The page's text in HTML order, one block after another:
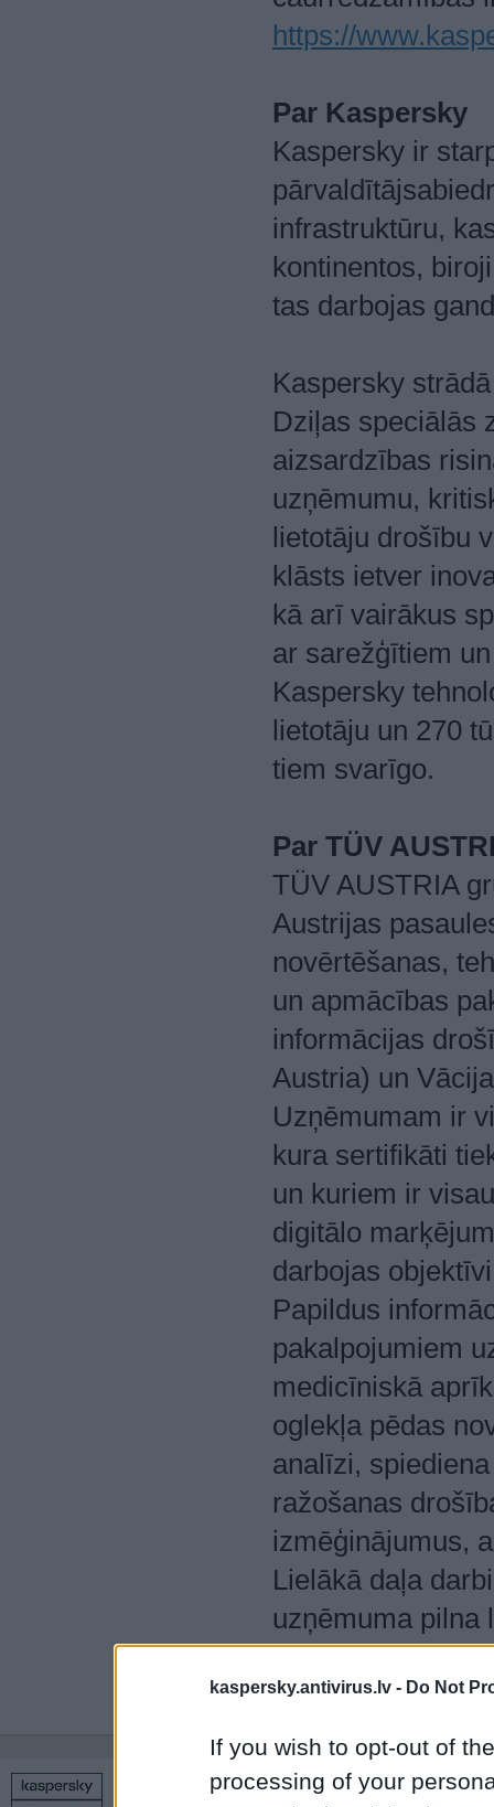
kaspersky.antivirus.lv - Do Not
If you wish to opt-out of
processing of your
https://
Par Kaspersky
Kaspersky ir
infrastruktūru,
kontinentos,
tas darbojas
Kaspersky
Dziļas speciālās
aizsardzības
uzņēmumu,
lietotāju drošību
klāsts ietver
kā arī vairākus
ar sarežģītiem
Kaspersky
lietotāju un 270
tiem svarīgo.
Par TÜV
TÜV AUSTRIA
Austrijas
novērtēšanas,
un apmācības
informācijas
Austria) un
Uzņēmumam ir
kura sertifikāti
un kuriem ir
digitālo
darbojas
Papildus
pakalpojumiem
medicīniskā
oglekļa pēdas
analīzi,
ražošanas
izmēģinājumus,
Lielākā daļa
uzņēmuma pilna
Eiropas valstīs
vietnē: